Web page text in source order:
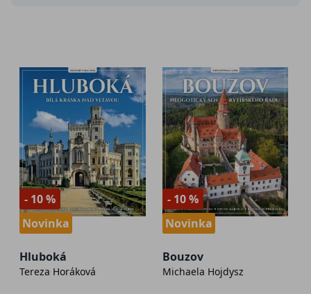
- 10 %
Novinka
Hluboká
Tereza Horáková
- 10 %
Novinka
Bouzov
Michaela Hojdysz